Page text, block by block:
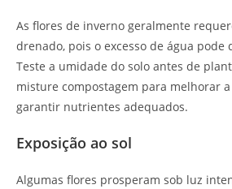
As flores de inverno geralmente
drenado, pois o excesso de água pode
Teste a umidade do solo antes de
misture compostagem para melhorar
garantir nutrientes adequados.
Exposição ao sol
Algumas flores prosperam sob luz